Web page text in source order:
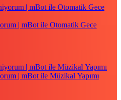
| mBot ile Otomatik Gece
| mBot ile Müzikal Yapımı